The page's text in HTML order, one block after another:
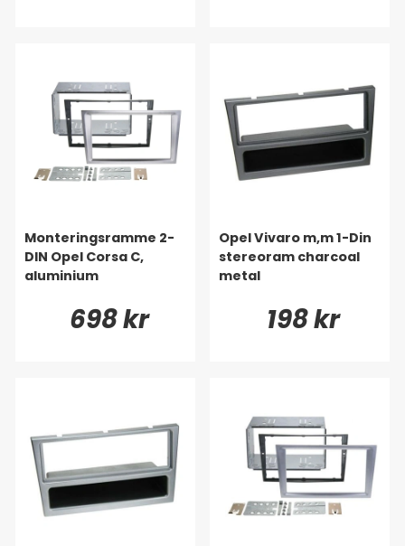
Monteringsramme 2-
DIN Opel Corsa C,
aluminium
698 kr
Opel Vivaro m,m 1-Din
stereoram charcoal
metal
198 kr